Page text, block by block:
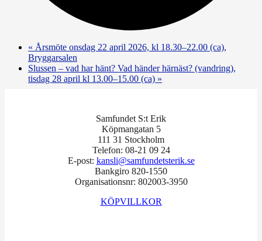
« Årsmöte onsdag 22 april 2026, kl 18.30–22.00 (ca),
Bryggarsalen
Slussen – vad har hänt? Vad händer härnäst? (vandring),
tisdag 28 april kl 13.00–15.00 (ca) »
Samfundet S:t Erik
Köpmangatan 5
111 31 Stockholm
Telefon: 08-21 09 24
E-post: kansli@samfundetsterik.se
Bankgiro 820-1550
Organisationsnr: 802003-3950
KÖPVILLKOR